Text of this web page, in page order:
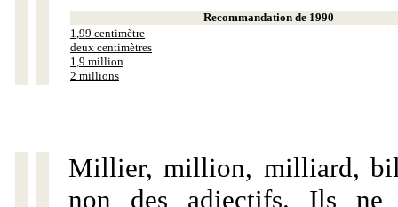
Recommandation de 1990
1,99 centimètre
deux centimètres
1,9 million
2 millions
Millier, million, milliard,
non des adjectifs. Ils ne